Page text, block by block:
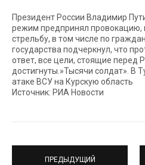
Президент России Владимир
режим предпринял провокацию,
стрельбу, в том числе по
государства подчеркнул, что
ответ, все цели, стоящие перед
достигнуты.»Тысячи солдат». В
атаке ВСУ на Курскую область
Источник: РИА Новости
ПРЕДЫДУЩИЙ